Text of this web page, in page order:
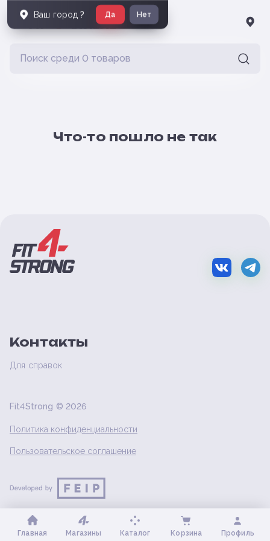
Что-то пошло не так
Контакты
Для справок
Fit4Strong © 2026
Политика конфиденциальности
Пользовательское соглашение
Главная Магазины Каталог Корзина Профиль
Ваш город ? Да Нет